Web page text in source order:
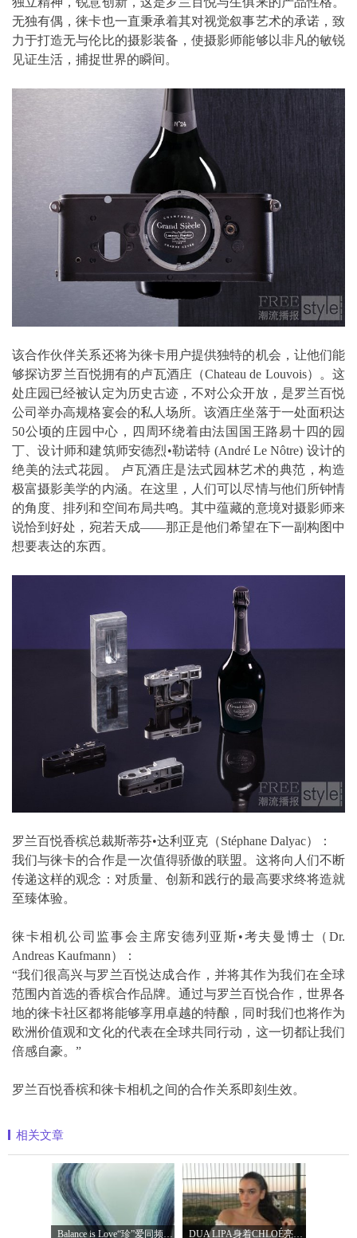
无独有偶，徕卡也一直秉承着其对视觉叙事艺术的承诺，致
力于打造无与伦比的摄影装备，使摄影师能够以非凡的敏锐
见证生活，捕捉世界的瞬间。
该合作伙伴关系还将为徕卡用户提供独特的机会，让他们能
够探访罗兰百悦拥有的卢瓦酒庄（Chateau de Louvois）。这
处庄园已经被认定为历史古迹，不对公众开放，是罗兰百悦
公司举办高规格宴会的私人场所。该酒庄坐落于一处面积达
50公顷的庄园中心，四周环绕着由法国国王路易十四的园
丁、设计师和建筑师安德烈•勒诺特 (André Le Nôtre) 设计的
绝美的法式花园。 卢瓦酒庄是法式园林艺术的典范，构造
极富摄影美学的内涵。在这里，人们可以尽情与他们所钟情
的角度、排列和空间布局共鸣。其中蕴藏的意境对摄影师来
说恰到好处，宛若天成——那正是他们希望在下一副构图中
想要表达的东西。
罗兰百悦香槟总裁斯蒂芬•达利亚克（Stéphane Dalyac）：
我们与徕卡的合作是一次值得骄傲的联盟。这将向人们不断
传递这样的观念：对质量、创新和践行的最高要求终将造就
至臻体验。
徕卡相机公司监事会主席安德列亚斯•考夫曼博士（Dr.
Andreas Kaufmann）：
“我们很高兴与罗兰百悦达成合作，并将其作为我们在全球
范围内首选的香槟合作品牌。通过与罗兰百悦合作，世界各
地的徕卡社区都将能够享用卓越的特酿，同时我们也将作为
欧洲价值观和文化的代表在全球共同行动，这一切都让我们
倍感自豪。”
罗兰百悦香槟和徕卡相机之间的合作关系即刻生效。
相关文章
Balance is Love“珍”爱同频 耀启七夕 TASA DUA LIPA身着CHLOÉ亮相 2026 SUNNY HILL 音乐节